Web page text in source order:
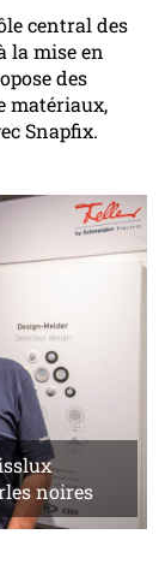
central des
la mise en
des
matériaux,
Snapfix.
noires